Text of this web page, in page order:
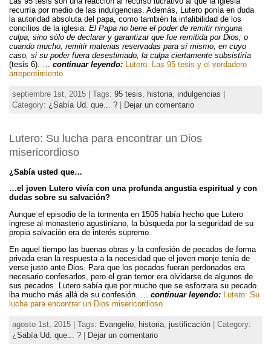
recurría por medio de las indulgencias. Además, Lutero ponía en duda
la autoridad absoluta del papa, como también la infalibilidad de los
concilios de la iglesia: El Papa no tiene el poder de remitir ninguna
culpa, sino sólo de declarar y garantizar que fue remitida por Dios; o
cuando mucho, remitir materias reservadas para sí mismo, en cuyo
caso, si su poder fuera desestimado, la culpa ciertamente subsistiría
(tesis 6). … continuar leyendo: Lutero: Las 95 tesis y el verdadero
arrepentimiento
septiembre 1st, 2015 | Tags: 95 tesis historia indulgencias
Category: ¿Sabía Ud. que... ? Dejar un comentario
Lutero: Su lucha para encontrar un Dios
misericordioso
¿Sabía usted que…
…el joven Lutero vivía con una profunda angustia espiritual y con
dudas sobre su salvación?
Aunque el episodio de la tormenta en 1505 había hecho que Lutero
ingrese al monasterio agustiniano, la búsqueda por la seguridad de su
propia salvación era de interés supremo.
En aquel tiempo las buenas obras y la confesión de pecados de forma
privada eran la respuesta a la necesidad que el joven monje tenía de
verse justo ante Dios. Para que los pecados fueran perdonados era
necesario confesarlos, pero el gran temor era olvidarse de algunos de
sus pecados. Lutero sabía que por mucho que se esforzara su pecado
iba mucho más allá de su confesión. … continuar leyendo: Lutero: Su
lucha para encontrar un Dios misericordioso
agosto 1st, 2015 | Tags: Evangelio historia justificación | Category:
¿Sabía Ud. que... ?
Dejar un comentario